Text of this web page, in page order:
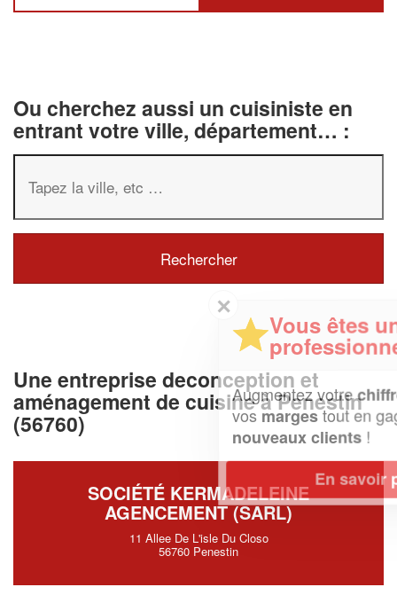
Ou cherchez aussi un cuisiniste en
entrant votre ville, département… :
Une entreprise deconception et
aménagement de cuisine à Penestin
(56760)
SOCIÉTÉ KERMADELEINE
AGENCEMENT (SARL)
11 Allee De L'isle Du Closo
56760 Penestin
Vous êtes un
professionnel ?
Augmentez votrechiffre d'affaireset
vosmargestout en gagnant de
nouveaux clients!